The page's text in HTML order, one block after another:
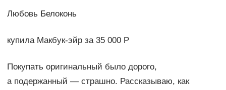
Любовь Белоконь
купила Макбук-эйр за 35 000 Р
Покупать оригинальный было дорого,
а подержанный — страшно. Рассказываю, как